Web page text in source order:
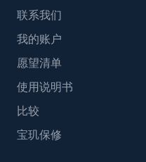
联系我们
我的账户
愿望清单
使用说明书
比较
宝玑保修